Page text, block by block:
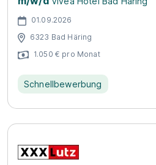
01.09.2026
6323 Bad Häring
1.050 € pro Monat
Schnellbewerbung